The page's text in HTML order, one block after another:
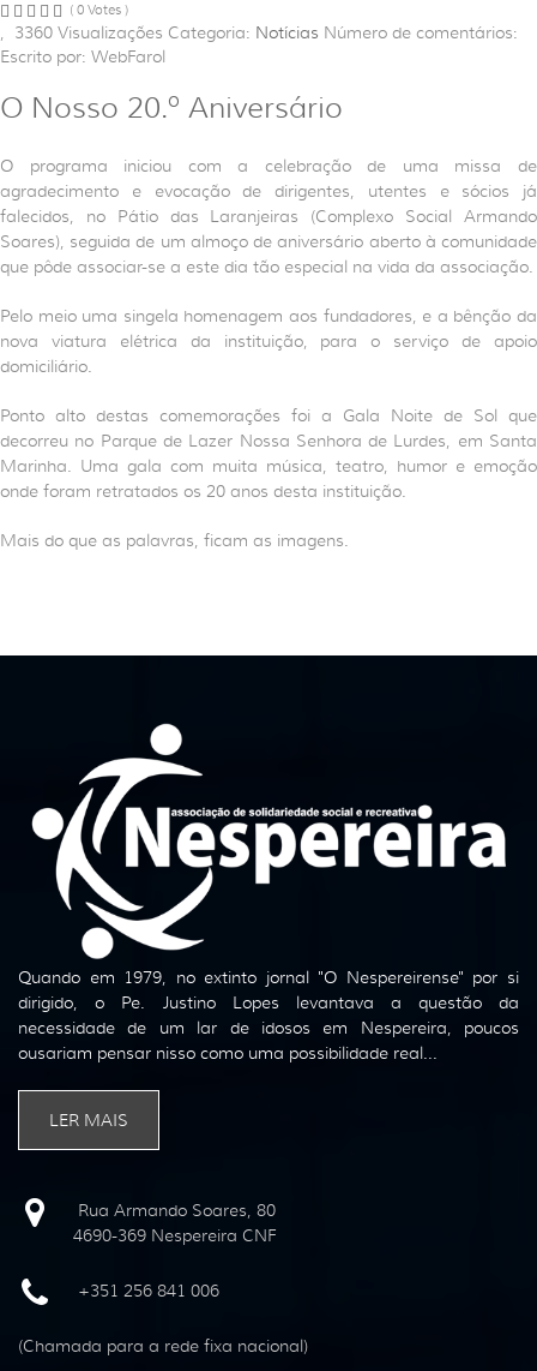
( 0 Votes )
, 3360 Visualizações Categoria: Notícias Número de comentários:
Escrito por: WebFarol
O Nosso 20.º Aniversário
O programa iniciou com a celebração de uma missa de
agradecimento e evocação de dirigentes, utentes e sócios já
falecidos, no Pátio das Laranjeiras (Complexo Social Armando
Soares), seguida de um almoço de aniversário aberto à comunidade
que pôde associar-se a este dia tão especial na vida da associação.
Pelo meio uma singela homenagem aos fundadores, e a bênção da
nova viatura elétrica da instituição, para o serviço de apoio
domiciliário.
Ponto alto destas comemorações foi a Gala Noite de Sol que
decorreu no Parque de Lazer Nossa Senhora de Lurdes, em Santa
Marinha. Uma gala com muita música, teatro, humor e emoção
onde foram retratados os 20 anos desta instituição.
Mais do que as palavras, ficam as imagens.
Quando em 1979, no extinto jornal "O Nespereirense" por si
dirigido, o Pe. Justino Lopes levantava a questão da
necessidade de um lar de idosos em Nespereira, poucos
ousariam pensar nisso como uma possibilidade real...
LER MAIS
Rua Armando Soares, 80
4690-369 Nespereira CNF
+351 256 841 006
(Chamada para a rede fixa nacional)